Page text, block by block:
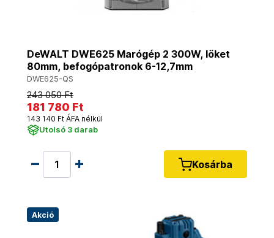
DeWALT DWE625 Marógép 2 300W, löket
80mm, befogópatronok 6-12,7mm
DWE625-QS
243 050 Ft
181 780 Ft
143 140 Ft ÁFA nélkül
Utolsó 3 darab
Kosárba
Akció